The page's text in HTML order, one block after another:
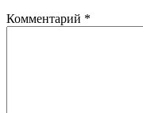
Комментарий *